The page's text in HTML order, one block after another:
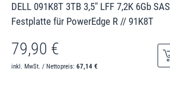
DELL 091K8T 3TB 3,5" LFF 7,2K 6Gb SAS
Festplatte für PowerEdge R // 91K8T
79,90 €
inkl. MwSt. / Nettopreis:67,14 €